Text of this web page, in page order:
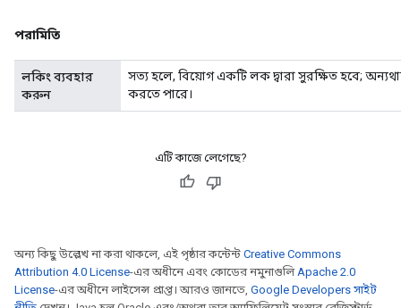
পরামিতি
লকিং ব্যবহার
করুন
সত্য হলে, বিয়োগ একটি লক দ্বারা সুরক্ষিত হবে;
করতে পারে।
এটি কাজে লেগেছে?
অন্য কিছু উল্লেখ না করা থাকলে, এই পৃষ্ঠার কন্টেন্ট Creative Commons
Attribution 4.0 License-এর অধীনে এবং কোডের নমুনাগুলি Apache 2.0
License-এর অধীনে লাইসেন্স প্রাপ্ত। আরও জানতে, Google Developers সাইট